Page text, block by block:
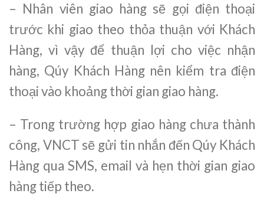
– Nhân viên giao hàng sẽ gọi điện thoại
trước khi giao theo thỏa thuận với Khách
Hàng, vì vậy để thuận lợi cho việc nhận
hàng, Qúy Khách Hàng nên kiểm tra điện
thoại vào khoảng thời gian giao hàng.
– Trong trường hợp giao hàng chưa thành
công, VNCT sẽ gửi tin nhắn đến Qúy Khách
Hàng qua SMS, email và hẹn thời gian giao
hàng tiếp theo.